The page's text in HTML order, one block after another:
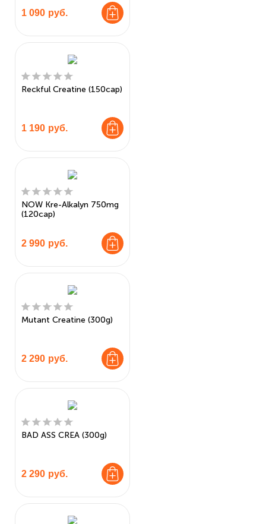
1 090 руб.
Reckful Creatine (150cap)
1 190 руб.
NOW Kre-Alkalyn 750mg
(120cap)
2 990 руб.
Mutant Creatine (300g)
2 290 руб.
BAD ASS CREA (300g)
2 290 руб.